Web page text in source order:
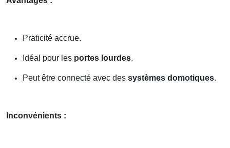
Praticité accrue.
Idéal pour les portes lourdes.
Peut être connecté avec des systèmes domotiques.
Inconvénients :